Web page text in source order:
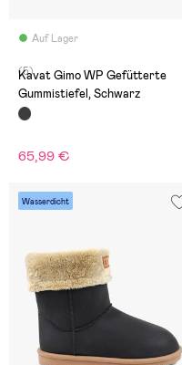
Auf Lager
(5)
Kavat Gimo WP Gefütterte
Gummistiefel, Schwarz
65,99 €
Wasserdicht